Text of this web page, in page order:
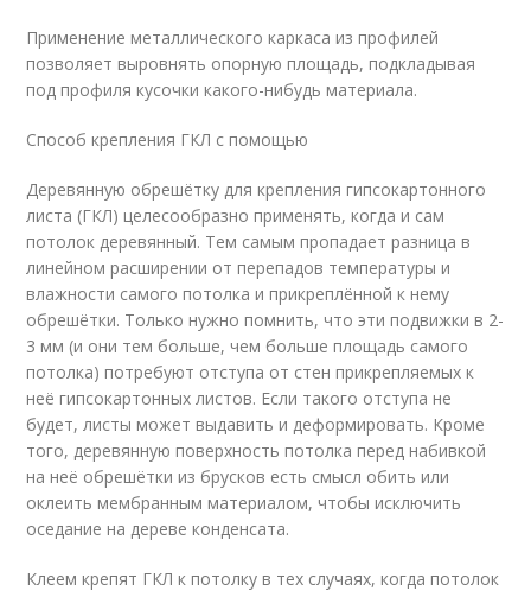
Применение металлического каркаса из профилей
позволяет выровнять опорную площадь, подкладывая
под профиля кусочки какого-нибудь материала.
Способ крепления ГКЛ с помощью
Деревянную обрешётку для крепления гипсокартонного
листа (ГКЛ) целесообразно применять, когда и сам
потолок деревянный. Тем самым пропадает разница в
линейном расширении от перепадов температуры и
влажности самого потолка и прикреплённой к нему
обрешётки. Только нужно помнить, что эти подвижки в 2-
3 мм (и они тем больше, чем больше площадь самого
потолка) потребуют отступа от стен прикрепляемых к
неё гипсокартонных листов. Если такого отступа не
будет, листы может выдавить и деформировать. Кроме
того, деревянную поверхность потолка перед набивкой
на неё обрешётки из брусков есть смысл обить или
оклеить мембранным материалом, чтобы исключить
оседание на дереве конденсата.
Клеем крепят ГКЛ к потолку в тех случаях, когда потолок